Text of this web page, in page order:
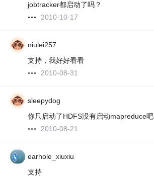
jobtracker都启动了吗？
2010-10-17
niulei257
支持，我好好看看
2010-08-31
sleepydog
你只启动了HDFS没有启动mapreduce吧
2010-08-21
earhole_xiuxiu
支持